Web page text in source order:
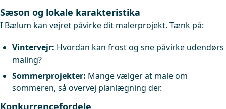
Sæson og lokale karakteristika
I Bælum kan vejret påvirke dit malerprojekt. Tænk på:
Vintervejr: Hvordan kan frost og sne påvirke udendørs
maling?
Sommerprojekter: Mange vælger at male om
sommeren, så overvej planlægning der.
Konkurrencefordele